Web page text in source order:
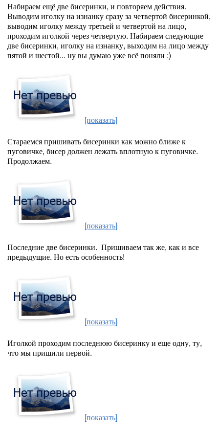
Набираем ещё две бисеринки, и повторяем действия.
Выводим иголку на изнанку сразу за четвертой бисеринкой,
выводим иголку между третьей и четвертой на лицо,
проходим иголкой через четвертую. Набираем следующие
две бисеринки, иголку на изнанку, выходим на лицо между
пятой и шестой... ну вы думаю уже всё поняли :)
[показать]
Стараемся пришивать бисеринки как можно ближе к
пуговичке, бисер должен лежать вплотную к пуговичке.
Продолжаем.
[показать]
Последние две бисеринки. Пришиваем так же, как и все
предыдущие. Но есть особенность!
[показать]
Иголкой проходим последнюю бисеринку и еще одну, ту,
что мы пришили первой.
[показать]